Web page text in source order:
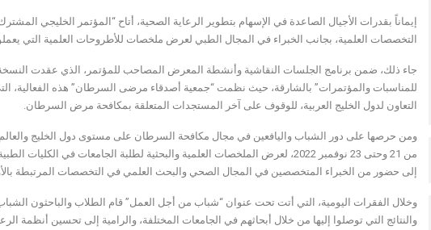
إيماناً بقدرات الأجيال الصاعدة في الإسهام بتطوير الرعاية الصحية، أتاح “المؤتمر الخليجي
التخصصات العلمية، بجانب الخبراء في المجال الطبي لعرض ملخصات للأطروحات العلمية التي
جاء ذلك، ضمن برنامج الجلسات النقاشية وأنشطة المعرض المصاحب للمؤتمر، الذي عقدت النسخة
للمناسبات والمؤتمرات” بالشارقة، حيث نظمت “جمعية أصدقاء مرضى السرطان” هذه
التعاون لدول الخليج العربية، للوقوف على آخر المستجدات المتعلقة بمكافحة مرض السرطان.
ومن حرصها على دور الشباب واليافعين في مجال مكافحة السرطان على مستوى دول الخليج
من 21 وحتى 23 نوفمبر 2022، لعرض الملخصات العلمية والبحثية لطلبة الجامعات في
إلى حضور من الخبراء المتخصصين في المجال الصحي والبحث العلمي في التخصصات المرتبطة
وخلال الفقرات اليومية، التي أتت تحت عنوان “شباب من أجل العمل” قام الطلاب والباحثون
والنتائج التي توصلوا إليها من خلال أبحاثهم في الجامعات المختلفة، والرامية إلى تحسين